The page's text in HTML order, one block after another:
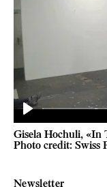
Play
Gisela Hochuli, «In
Photo credit: Swiss
Newsletter